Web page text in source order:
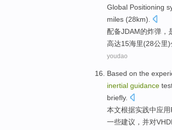
Global Positioning
miles (28km).
配备JDAM的炸弹，
高达15海里(28公里)
youdao
Based on the
inertial guidance
briefly.
本文根据实践中应用
一些建议，并对VHDL